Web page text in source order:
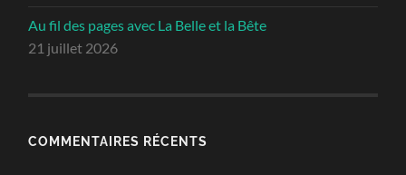
Au fil des pages avec La Belle et la Bête
21 juillet 2026
COMMENTAIRES RÉCENTS